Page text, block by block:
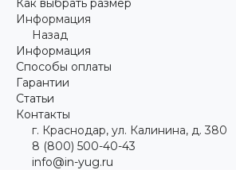
Информация
Назад
Информация
Способы оплаты
Гарантии
Статьи
Контакты
г. Краснодар, ул. Калинина, д. 380
8 (800) 500-40-43
info@in-yug.ru